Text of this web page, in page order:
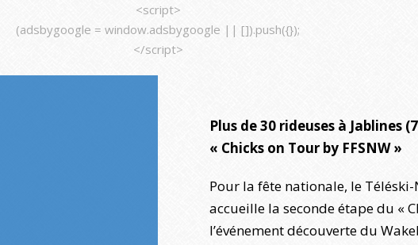
<script>
(adsbygoogle = window.adsbygoogle || []).push({});
</script>
Plus de 30 rideuses à Jablines
« Chicks on Tour by FFSNW »
Pour la fête nationale, le
accueille la seconde étape du «
l’événement découverte du